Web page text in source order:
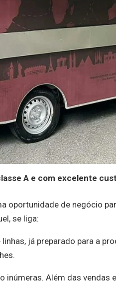
A e com excelente
oportunidade de negócio
se liga:
já preparado para a
inúmeras. Além das vendas